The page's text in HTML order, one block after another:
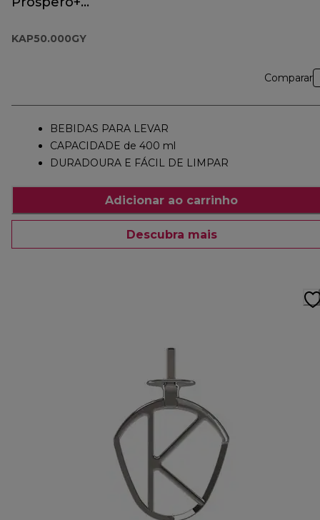
KAP50.000GY
Comparar
BEBIDAS PARA LEVAR
CAPACIDADE de 400 ml
DURADOURA E FÁCIL DE LIMPAR
Adicionar ao carrinho
Descubra mais